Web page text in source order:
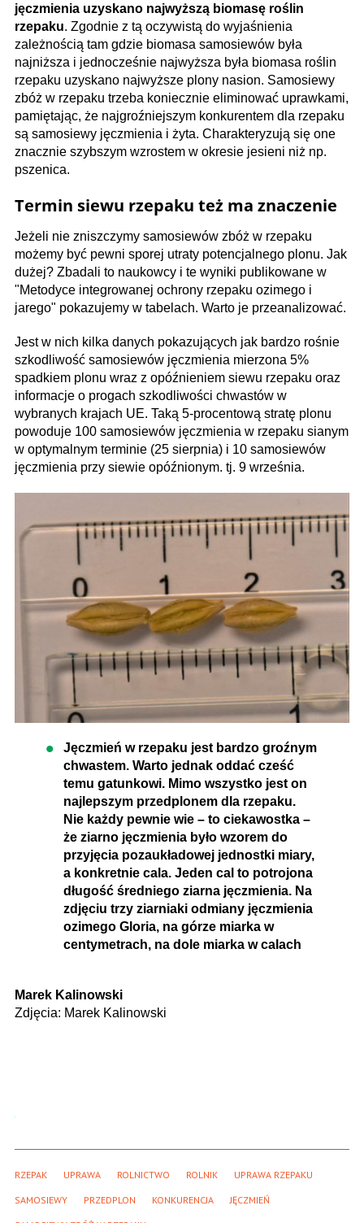
jęczmienia uzyskano najwyższą biomasę roślin
rzepaku. Zgodnie z tą oczywistą do wyjaśnienia
zależnością tam gdzie biomasa samosiewów była
najniższa i jednocześnie najwyższa była biomasa roślin
rzepaku uzyskano najwyższe plony nasion. Samosiewy
zbóż w rzepaku trzeba koniecznie eliminować uprawkami,
pamiętając, że najgroźniejszym konkurentem dla rzepaku
są samosiewy jęczmienia i żyta. Charakteryzują się one
znacznie szybszym wzrostem w okresie jesieni niż np.
pszenica.
Termin siewu rzepaku też ma znaczenie
Jeżeli nie zniszczymy samosiewów zbóż w rzepaku
możemy być pewni sporej utraty potencjalnego plonu. Jak
dużej? Zbadali to naukowcy i te wyniki publikowane w
"Metodyce integrowanej ochrony rzepaku ozimego i
jarego" pokazujemy w tabelach. Warto je przeanalizować.
Jest w nich kilka danych pokazujących jak bardzo rośnie
szkodliwość samosiewów jęczmienia mierzona 5%
spadkiem plonu wraz z opóźnieniem siewu rzepaku oraz
informacje o progach szkodliwości chwastów w
wybranych krajach UE. Taką 5-procentową stratę plonu
powoduje 100 samosiewów jęczmienia w rzepaku sianym
w optymalnym terminie (25 sierpnia) i 10 samosiewów
jęczmienia przy siewie opóźnionym. tj. 9 września.
Jęczmień w rzepaku jest bardzo groźnym
chwastem. Warto jednak oddać cześć
temu gatunkowi. Mimo wszystko jest on
najlepszym przedplonem dla rzepaku.
Nie każdy pewnie wie – to ciekawostka –
że ziarno jęczmienia było wzorem do
przyjęcia pozaukładowej jednostki miary,
a konkretnie cala. Jeden cal to potrojona
długość średniego ziarna jęczmienia. Na
zdjęciu trzy ziarniaki odmiany jęczmienia
ozimego Gloria, na górze miarka w
centymetrach, na dole miarka w calach
Marek Kalinowski
Zdjęcia: Marek Kalinowski
RZEPAK UPRAWA ROLNICTWO ROLNIK UPRAWA RZEPAKU
SAMOSIEWY PRZEDPLON KONKURENCJA JĘCZMIEŃ